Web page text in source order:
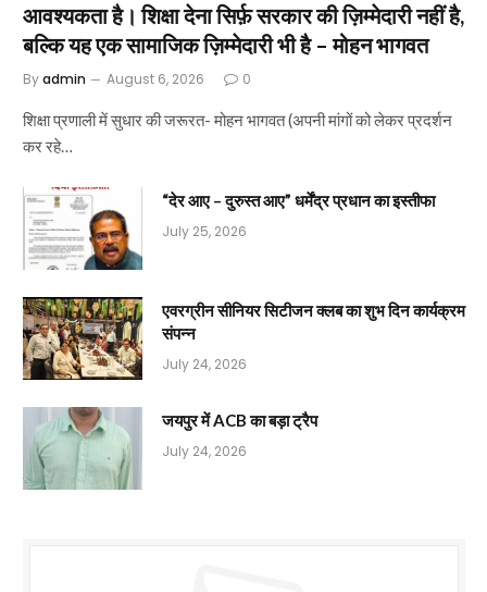
आवश्यकता है। शिक्षा देना सिर्फ़ सरकार की ज़िम्मेदारी नहीं है,
बल्कि यह एक सामाजिक ज़िम्मेदारी भी है – मोहन भागवत
Byadmin August 6, 2026 0
शिक्षा प्रणाली में सुधार की जरूरत- मोहन भागवत (अपनी मांगों को लेकर प्रदर्शन
कर रहे…
“देर आए – दुरुस्त आए” धर्मेंद्र प्रधान का इस्तीफा
July 25, 2026
एवरग्रीन सीनियर सिटीजन क्लब का शुभ दिन कार्यक्रम
संपन्न
July 24, 2026
जयपुर में ACB का बड़ा ट्रैप
July 24, 2026